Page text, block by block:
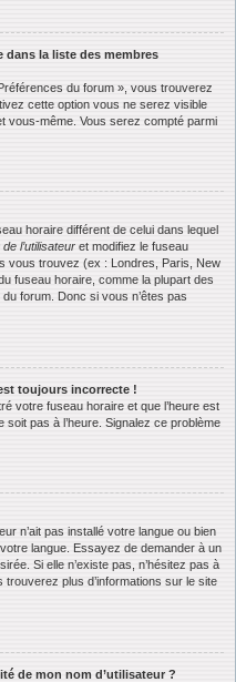
dans la liste des membres
du forum », vous trouverez
cette option vous ne serez visible
vous-même. Vous serez compté parmi
horaire différent de celui dans lequel
l’utilisateur et modifiez le fuseau
vous trouvez (ex : Londres, Paris, New
fuseau horaire, comme la plupart des
forum. Donc si vous n’êtes pas
toujours incorrecte !
votre fuseau horaire et que l’heure est
pas à l’heure. Signalez ce problème
n’ait pas installé votre langue ou bien
langue. Essayez de demander à un
Si elle n’existe pas, n’hésitez pas à
plus d’informations sur le site
de mon nom d’utilisateur ?